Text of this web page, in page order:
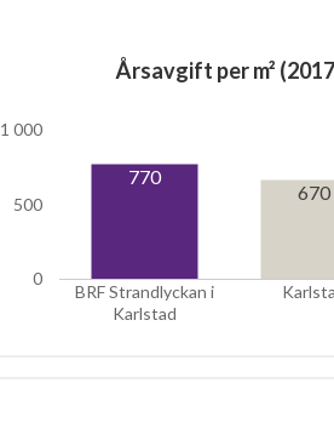
Årsavgift per m²
BRF Strandlyckan i
Karlstad
0
500
1 000
770
670